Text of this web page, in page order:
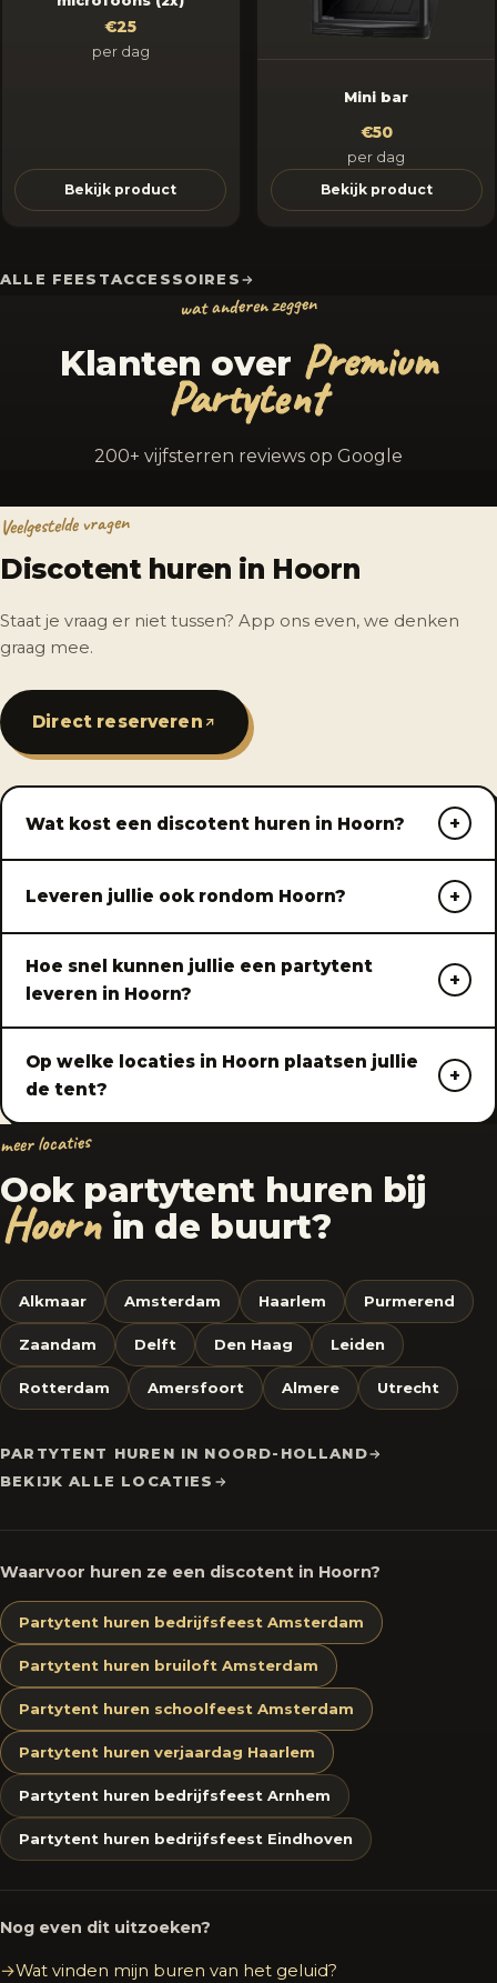
€25
per dag
Bekijk product
Mini bar
€50
per dag
Bekijk product
ALLE FEESTACCESSOIRES
wat anderen zeggen
Klanten over Premium
Partytent
200+ vijfsterren reviews op Google
Veelgestelde vragen
Discotent huren in Hoorn
Staat je vraag er niet tussen? App ons even, we denken
graag mee.
Direct reserveren
Wat kost een discotent huren in Hoorn?
Leveren jullie ook rondom Hoorn?
Hoe snel kunnen jullie een partytent
leveren in Hoorn?
Op welke locaties in Hoorn plaatsen jullie
de tent?
meer locaties
Ook partytent huren bij
Hoorn in de buurt?
Alkmaar Amsterdam Haarlem Purmerend
Zaandam Delft Den Haag Leiden
Rotterdam Amersfoort Almere Utrecht
PARTYTENT HUREN IN NOORD-HOLLAND
BEKIJK ALLE LOCATIES
Waarvoor huren ze een discotent in Hoorn?
Partytent huren bedrijfsfeest Amsterdam
Partytent huren bruiloft Amsterdam
Partytent huren schoolfeest Amsterdam
Partytent huren verjaardag Haarlem
Partytent huren bedrijfsfeest Arnhem
Partytent huren bedrijfsfeest Eindhoven
Nog even dit uitzoeken?
Wat vinden mijn buren van het geluid?